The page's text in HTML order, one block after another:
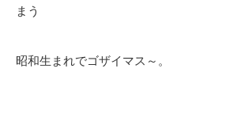
まう
昭和生まれでゴザイマス～。